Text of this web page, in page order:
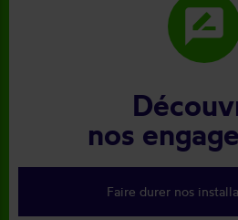
rate_review
nos
Faire durer nos